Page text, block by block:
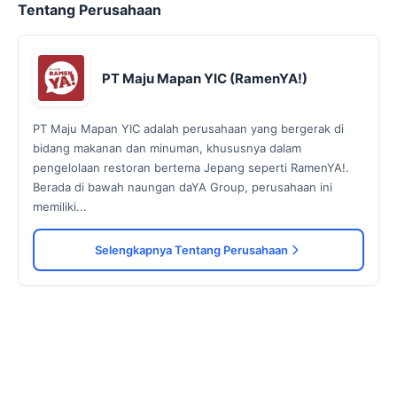
Tentang Perusahaan
PT Maju Mapan YIC (RamenYA!)
PT Maju Mapan YIC adalah perusahaan yang bergerak di
bidang makanan dan minuman, khususnya dalam
pengelolaan restoran bertema Jepang seperti RamenYA!.
Berada di bawah naungan daYA Group, perusahaan ini
memiliki...
Selengkapnya Tentang Perusahaan